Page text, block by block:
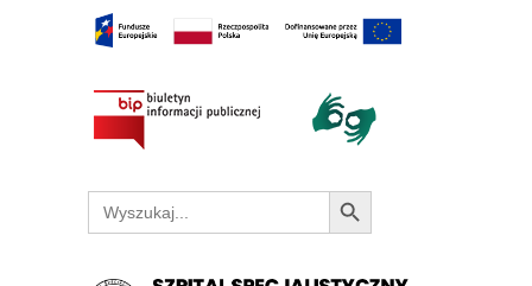
Search
for:
Search Button